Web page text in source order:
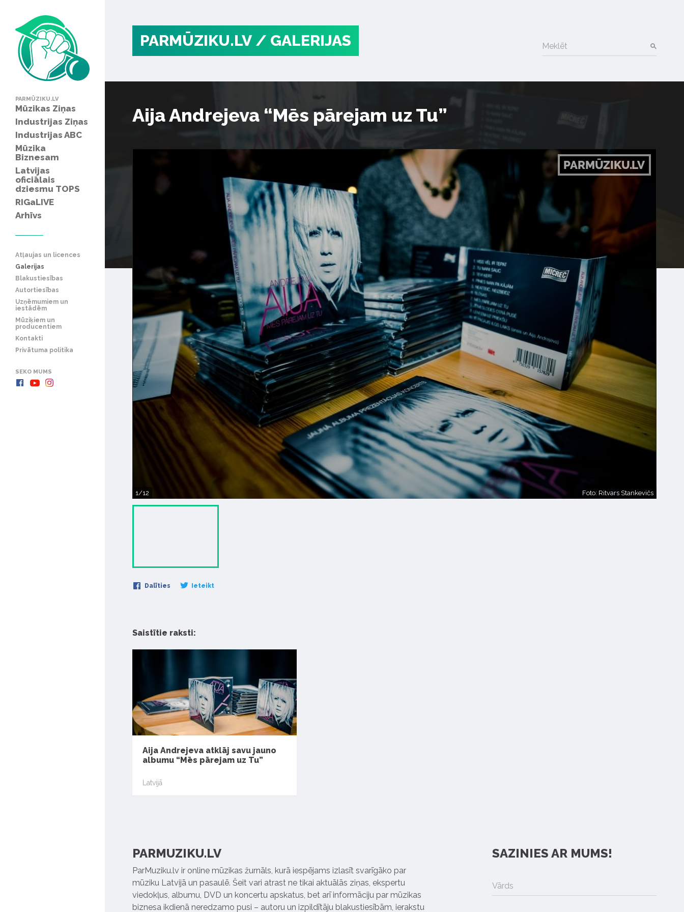
PARMŪZIKU.LV
Mūzikas Ziņas
Industrijas Ziņas
Industrijas ABC
Mūzika
Biznesam
Latvijas
oficiālais
dziesmu TOPS
RIGaLIVE
Arhīvs
Atļaujas un licences
Galerijas
Blakustiesības
Autortiesības
Uzņēmumiem un
iestādēm
Mūziķiem un
producentiem
Kontakti
Privātuma politika
SEKO MUMS
PARMŪZIKU.LV / GALERIJAS Meklēt
Aija Andrejeva “Mēs pārejam uz Tu”
1/12 Foto: Ritvars Stankevičs
Dalīties Ieteikt
Saistītie raksti:
Aija Andrejeva atklāj savu jauno
albumu “Mēs pārejam uz Tu”
Latvijā
PARMUZIKU.LV
ParMuziku.lv ir online mūzikas žurnāls, kurā iespējams izlasīt svarīgāko par
mūziku Latvijā un pasaulē. Šeit vari atrast ne tikai aktuālās ziņas, ekspertu
viedokļus, albumu, DVD un koncertu apskatus, bet arī informāciju par mūzikas
biznesa ikdienā neredzamo pusi – autoru un izpildītāju blakustiesībām, ierakstu
SAZINIES AR MUMS!
Vārds